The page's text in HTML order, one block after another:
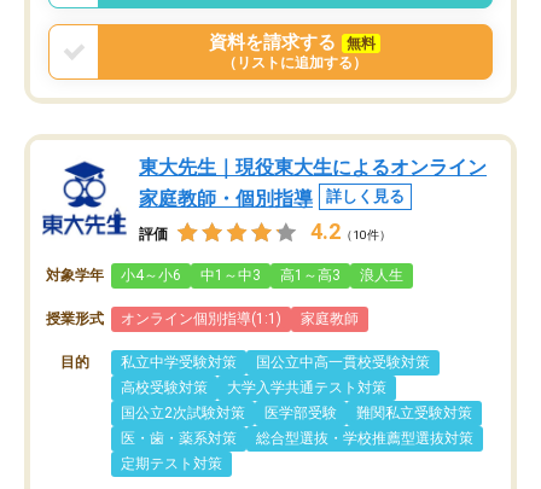
資料を請求する
無料
（リストに追加する）
東大先生｜現役東大生によるオンライン
家庭教師・個別指導
詳しく見る
評価 4.2 （10件）
対象学年 小4～小6 中1～中3 高1～高3 浪人生
授業形式 オンライン個別指導(1:1) 家庭教師
目的 私立中学受験対策
国公立中高一貫校受験対策
高校受験対策
大学入学共通テスト対策
国公立2次試験対策
医学部受験
難関私立受験対策
医・歯・薬系対策
総合型選抜・学校推薦型選抜対策
定期テスト対策